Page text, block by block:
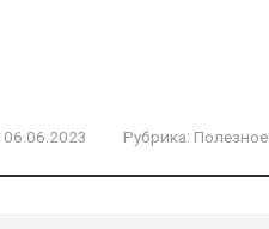
06.06.2023 Рубрика: Полезное